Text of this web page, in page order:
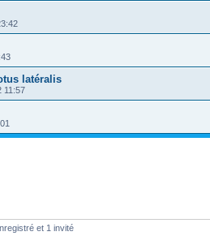
latéralis
11:57
et 1 invité